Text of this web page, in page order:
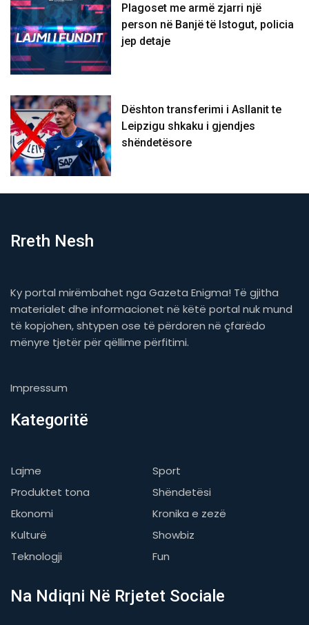
Plagoset me armë zjarri një
person në Banjë të Istogut, policia
jep detaje
Dështon transferimi i Asllanit te
Leipzigu shkaku i gjendjes
shëndetësore
Rreth Nesh
Ky portal mirëmbahet nga Gazeta Enigma! Të gjitha
materialet dhe informacionet në këtë portal nuk mund
të kopjohen, shtypen ose të përdoren në çfarëdo
mënyre tjetër për qëllime përfitimi.
Impressum
Kategoritë
Lajme
Sport
Produktet tona
Shëndetësi
Ekonomi
Kronika e zezë
Kulturë
Showbiz
Teknologji
Fun
Na Ndiqni Në Rrjetet Sociale